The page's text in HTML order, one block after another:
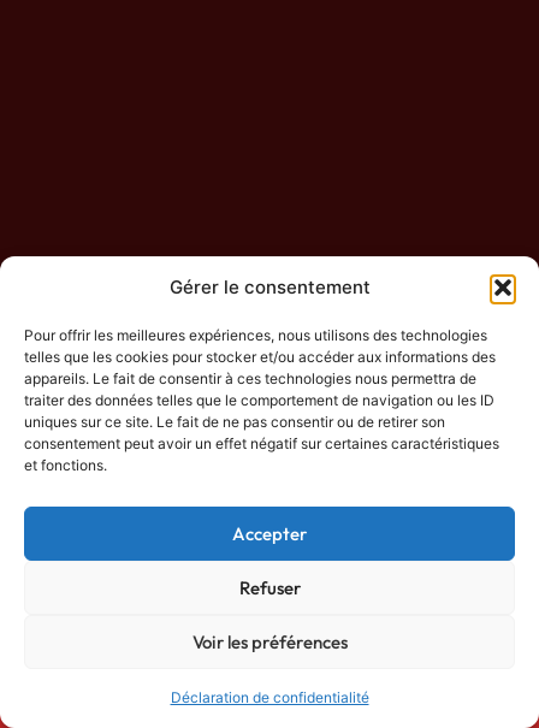
Gérer le consentement
Pour offrir les meilleures expériences, nous utilisons des technologies
telles que les cookies pour stocker et/ou accéder aux informations des
appareils. Le fait de consentir à ces technologies nous permettra de
traiter des données telles que le comportement de navigation ou les ID
uniques sur ce site. Le fait de ne pas consentir ou de retirer son
consentement peut avoir un effet négatif sur certaines caractéristiques
et fonctions.
Accepter
Refuser
Voir les préférences
Déclaration de confidentialité
Nous contacter